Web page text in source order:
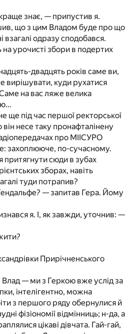
знає, — припустив я.
що з цим Владом буде про що
одразу сподобався.
урочисті збори в подертих
двадцять років саме ви,
вирішувати, куди рухатися
на вас ляже велика
ще під час першої ректорської
несе таку пронафталінену
про МІІСУРО
захоплююче, по-сучасному.
притягнути сюди в зубах
зборах, навіть
туди потрапив?
— запитав Гера. Йому
я. І, як завжди, уточнив: —
Прирічненського
— ми з Геркою вже услід за
інтелігентно, можна
з першого ряду обернулися й
фізіономії відмінниць; н-да, а
цікаві дівчата. Гай-гай,